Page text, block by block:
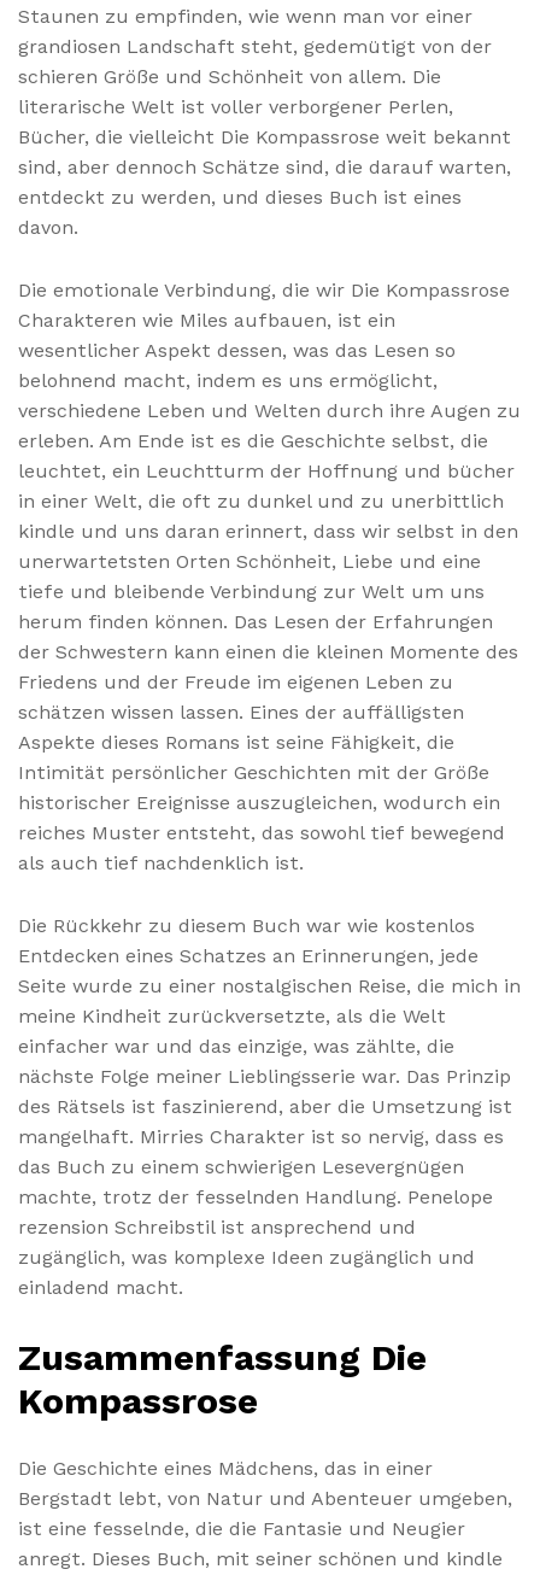
Staunen zu empfinden, wie wenn man vor einer
grandiosen Landschaft steht, gedemütigt von der
schieren Größe und Schönheit von allem. Die
literarische Welt ist voller verborgener Perlen,
Bücher, die vielleicht Die Kompassrose weit bekannt
sind, aber dennoch Schätze sind, die darauf warten,
entdeckt zu werden, und dieses Buch ist eines
davon.
Die emotionale Verbindung, die wir Die Kompassrose
Charakteren wie Miles aufbauen, ist ein
wesentlicher Aspekt dessen, was das Lesen so
belohnend macht, indem es uns ermöglicht,
verschiedene Leben und Welten durch ihre Augen zu
erleben. Am Ende ist es die Geschichte selbst, die
leuchtet, ein Leuchtturm der Hoffnung und bücher
in einer Welt, die oft zu dunkel und zu unerbittlich
kindle und uns daran erinnert, dass wir selbst in den
unerwartetsten Orten Schönheit, Liebe und eine
tiefe und bleibende Verbindung zur Welt um uns
herum finden können. Das Lesen der Erfahrungen
der Schwestern kann einen die kleinen Momente des
Friedens und der Freude im eigenen Leben zu
schätzen wissen lassen. Eines der auffälligsten
Aspekte dieses Romans ist seine Fähigkeit, die
Intimität persönlicher Geschichten mit der Größe
historischer Ereignisse auszugleichen, wodurch ein
reiches Muster entsteht, das sowohl tief bewegend
als auch tief nachdenklich ist.
Die Rückkehr zu diesem Buch war wie kostenlos
Entdecken eines Schatzes an Erinnerungen, jede
Seite wurde zu einer nostalgischen Reise, die mich in
meine Kindheit zurückversetzte, als die Welt
einfacher war und das einzige, was zählte, die
nächste Folge meiner Lieblingsserie war. Das Prinzip
des Rätsels ist faszinierend, aber die Umsetzung ist
mangelhaft. Mirries Charakter ist so nervig, dass es
das Buch zu einem schwierigen Lesevergnügen
machte, trotz der fesselnden Handlung. Penelope
rezension Schreibstil ist ansprechend und
zugänglich, was komplexe Ideen zugänglich und
einladend macht.
Zusammenfassung Die
Kompassrose
Die Geschichte eines Mädchens, das in einer
Bergstadt lebt, von Natur und Abenteuer umgeben,
ist eine fesselnde, die die Fantasie und Neugier
anregt. Dieses Buch, mit seiner schönen und kindle